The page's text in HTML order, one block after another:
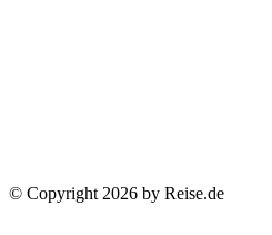
© Copyright 2026 by Reise.de